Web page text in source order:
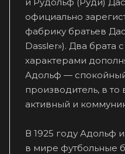
официально
фабрику братьев
Dassler»). Два
характерами
Адольф —
производитель, в
активный и
В 1925 году Адольф
в мире футбольные